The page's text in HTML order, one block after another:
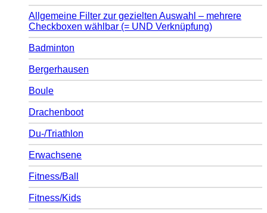
Allgemeine Filter zur gezielten Auswahl – mehrere
Checkboxen wählbar (= UND Verknüpfung)
Badminton
Bergerhausen
Boule
Drachenboot
Du-/Triathlon
Erwachsene
Fitness/Ball
Fitness/Kids